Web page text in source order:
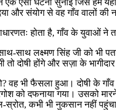
और संयोग से वह गाँव वालों की
होता है, गाँव के युवाओं ने
साथ लक्ष्मण सिंह जी को
तो दोषी होंगे और सज़ा के
वह भी फैसला हुआ। दोषी के
को दफनाया गया। उसको
कभी भी नुकसान नहीं